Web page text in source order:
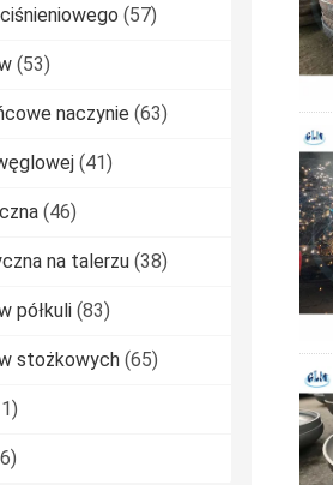
(57)
(53)
naczynie (63)
(41)
(46)
na talerzu (38)
półkuli (83)
stożkowych (65)